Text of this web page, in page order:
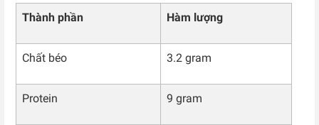
Thành phần Hàm lượng
Chất béo 3.2 gram
Protein 9 gram